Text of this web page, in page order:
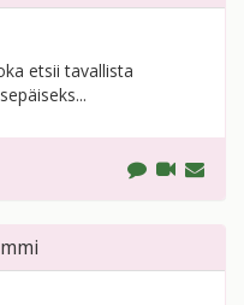
etsii tavallista